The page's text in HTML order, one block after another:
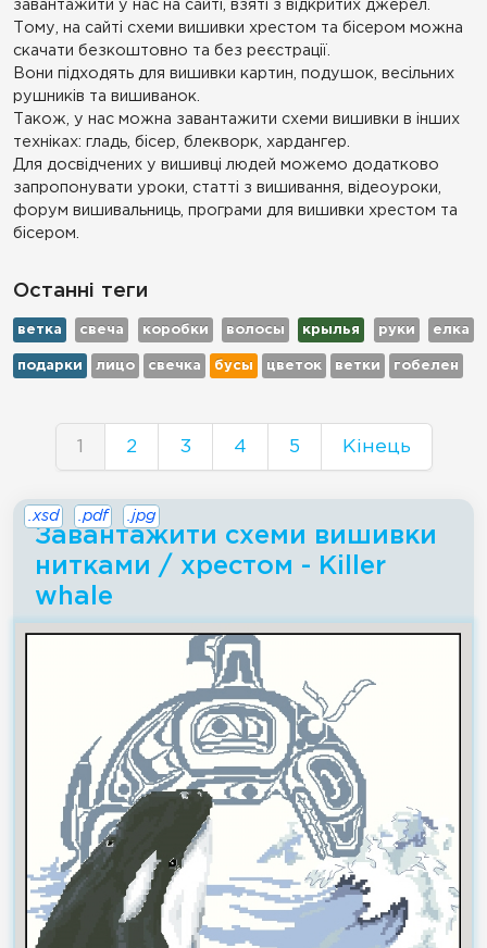
завантажити у нас на сайті, взяті з відкритих джерел.
Тому, на сайті схеми вишивки хрестом та бісером можна
скачати безкоштовно та без реєстрації.
Вони підходять для вишивки картин, подушок, весільних
рушників та вишиванок.
Також, у нас можна завантажити схеми вишивки в інших
техніках: гладь, бісер, блекворк, хардангер.
Для досвідчених у вишивці людей можемо додатково
запропонувати уроки, статті з вишивання, відеоуроки,
форум вишивальниць, програми для вишивки хрестом та
бісером.
Останні теги
ветка свеча коробки волосы крылья руки елка
подарки лицо свечка бусы цветок ветки гобелен
1 2 3 4 5 Кінець
Завантажити схеми вишивки
нитками / хрестом - Killer
whale
.xsd .pdf .jpg